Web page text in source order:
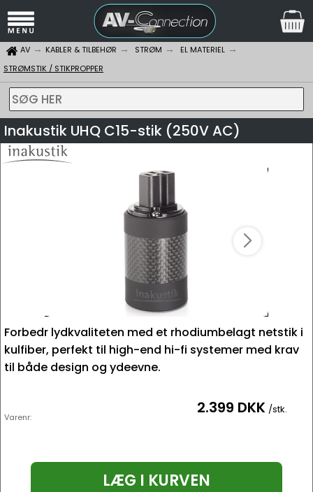
AV KABLER & TILBEHØR STRØM
EL MATERIEL
STRØMSTIK / STIKPROPPER
SØG HER
Inakustik UHQ C15-stik (250V AC)
Forbedr lydkvaliteten med et rhodiumbelagt netstik i
kulfiber, perfekt til high-end hi-fi systemer med krav
til både design og ydeevne.
Varenr: 2.399 DKK /stk.
LÆG I KURVEN